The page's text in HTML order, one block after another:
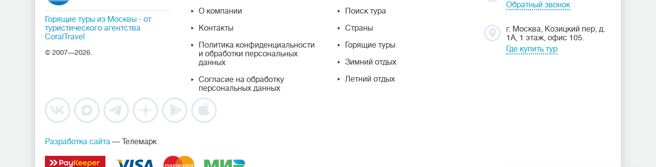
Горящие туры из Москвы - от
туристического агентства
CoralTravel
© 2007—2026.
О компании
Контакты
Политика конфиденциальности
и обработки персональных
данных
Согласие на обработку
персональных данных
Поиск тура
Страны
Горящие туры
Зимний отдых
Летний отдых
Обратный звонок
г. Москва, Козицкий пер, д.
1А, 1 этаж, офис 105.
Где купить тур
Разработка сайта — Телемарк